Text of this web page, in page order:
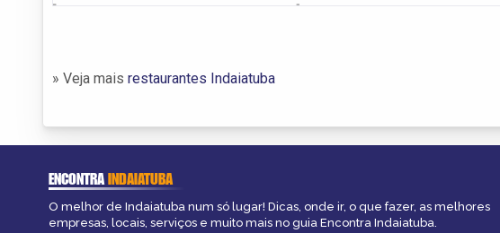
» Veja mais restaurantes Indaiatuba
ENCONTRAINDAIATUBA
O melhor de Indaiatuba num só lugar! Dicas, onde ir, o que fazer, as melhores
empresas, locais, serviços e muito mais no guia Encontra Indaiatuba.